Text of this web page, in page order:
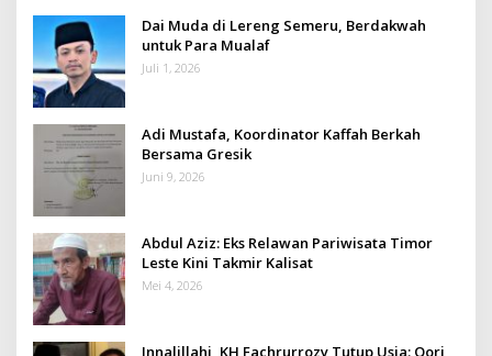
Dai Muda di Lereng Semeru, Berdakwah
untuk Para Mualaf
Juli 1, 2026
Adi Mustafa, Koordinator Kaffah Berkah
Bersama Gresik
Juni 9, 2026
Abdul Aziz: Eks Relawan Pariwisata Timor
Leste Kini Takmir Kalisat
Mei 4, 2026
Innalillahi, KH Fachrurrozy Tutup Usia: Qori